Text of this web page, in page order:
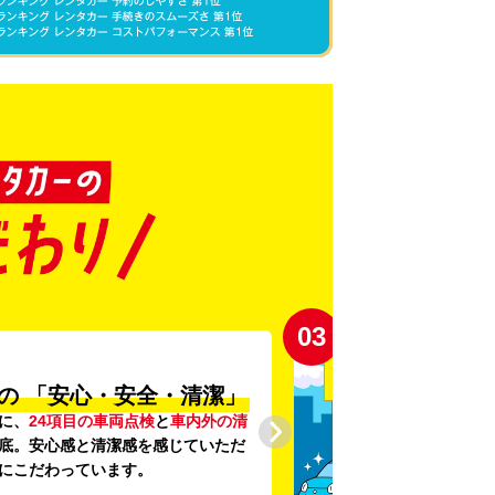
「安心・安全・清潔」
、 24項目の車両点検と車内外の清
。安心感と清潔感を感じていただ
こだわっています。
03